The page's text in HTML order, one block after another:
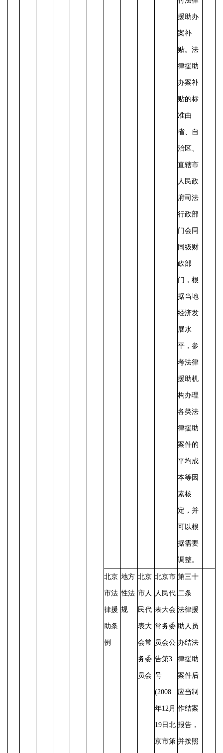
援助办
案补
贴。 法
律援助
办案补
贴的标
准由
省、自
治区、
直辖市
人民政
府司法
行政部
门会同
同级财
政部
门，根
据当地
经济发
展水
平，参
考法律
援助机
构办理
各类法
律援助
案件的
平均成
本等因
素核
定，并
可以根
据需要
调整。
北京
市法
律援
助条
例
地方
性法
规
北京
市人
民代
表大
会常
务委
员会
北京市
人民代
表大会
常务委
员会公
告第3
号
(2008
年12月
19日北
京市第
第三十
二条
法律援
助人员
办结法
律援助
案件后
应当制
作结案
报告，
并按照